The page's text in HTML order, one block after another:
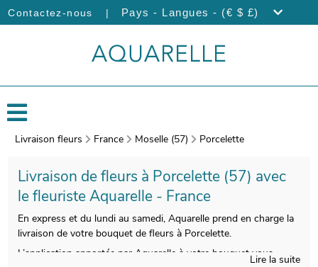
Contactez-nous | Pays - Langues - (€ $ £)
Livraison fleurs France Moselle (57) Porcelette
Livraison de fleurs à Porcelette (57) avec
le fleuriste Aquarelle - France
En express et du lundi au samedi, Aquarelle prend en charge la
livraison de votre bouquet de fleurs à Porcelette.
L’application apportée par Aquarelle à votre bouquet vousLire la suite